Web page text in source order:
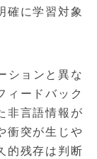
確に学習対象
ションと異な
ィードバック
非言語情報が
衝突が生じや
的残存は判断